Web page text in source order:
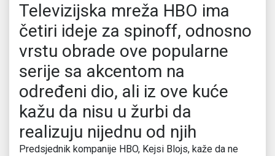
Televizijska mreža HBO ima
četiri ideje za spinoff, odnosno
vrstu obrade ove popularne
serije sa akcentom na
određeni dio, ali iz ove kuće
kažu da nisu u žurbi da
realizuju nijednu od njih
Predsjednik kompanije HBO, Kejsi Blojs, kaže da ne